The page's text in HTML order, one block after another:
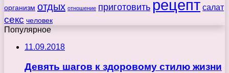
организм отдых отношение приготовить рецепт салат
секс человек
Популярное
11.09.2018
Девять шагов к здоровому стилю жизни